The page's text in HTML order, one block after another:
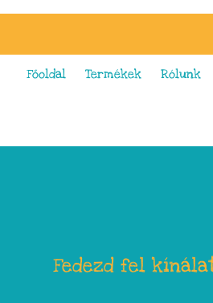
Főoldal Termékek Rólunk
Fedezd fel